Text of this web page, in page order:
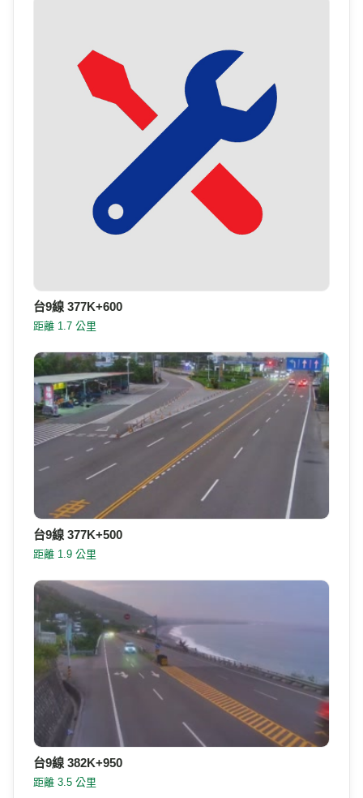
台9線 377K+600
距離 1.7 公里
台9線 377K+500
距離 1.9 公里
台9線 382K+950
距離 3.5 公里